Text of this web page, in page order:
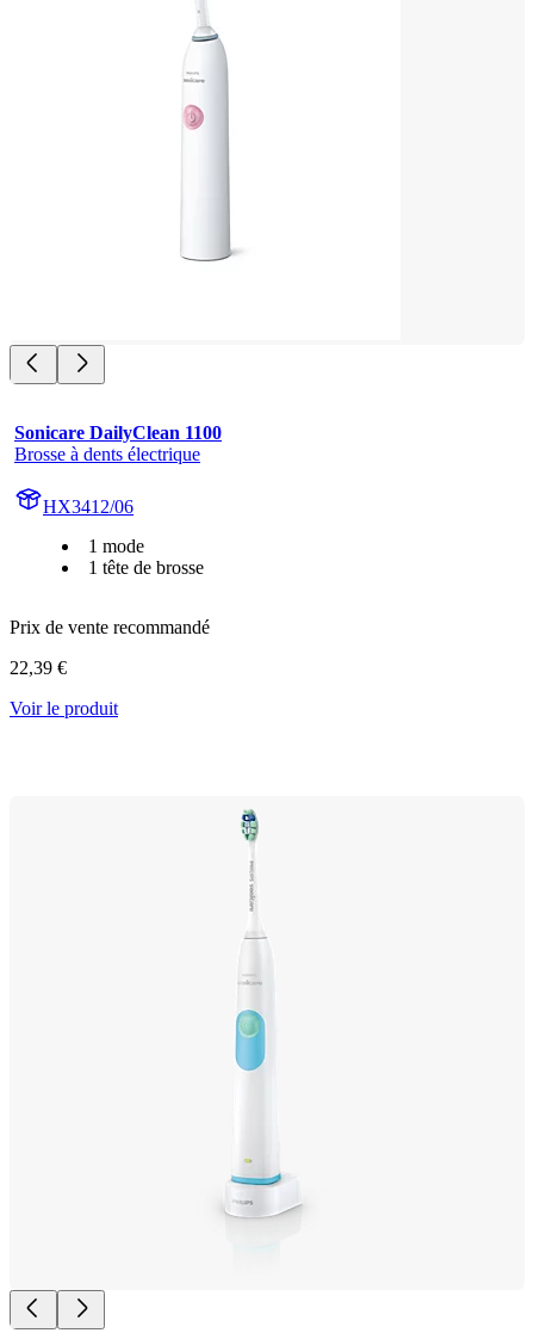
Sonicare DailyClean 1100
Brosse à dents électrique
HX3412/06
1 mode
1 tête de brosse
Prix de vente recommandé
22,39 €
Voir le produit